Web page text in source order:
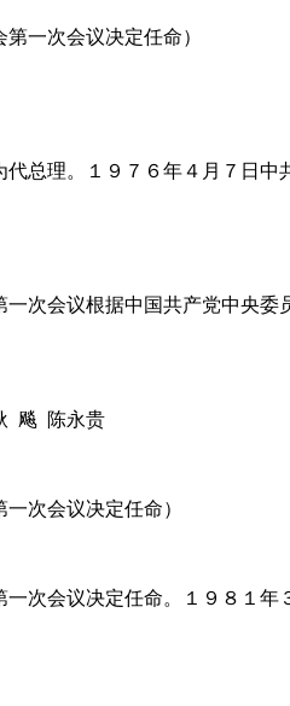
一次会议决定任命）
总理。１９７６年４月７日中
一次会议根据中国共产党中央
飚 陈永贵
次会议决定任命）
次会议决定任命。１９８１